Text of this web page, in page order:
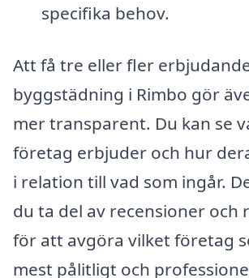
specifika behov.
Att få tre eller fler
byggstädning i Rimbo gör
mer transparent. Du kan se
företag erbjuder och hur
i relation till vad som ingår.
du ta del av recensioner och
för att avgöra vilket företag
mest pålitligt och